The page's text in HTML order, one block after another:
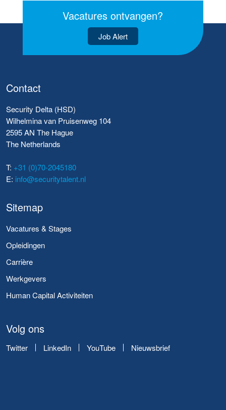
Vacatures ontvangen?
Job Alert
Contact
Security Delta (HSD)
Wilhelmina van Pruisenweg 104
2595 AN The Hague
The Netherlands
T: +31 (0)70-2045180
E: info@securitytalent.nl
Sitemap
Vacatures & Stages
Opleidingen
Carrière
Werkgevers
Human Capital Activiteiten
Volg ons
Twitter LinkedIn YouTube Nieuwsbrief